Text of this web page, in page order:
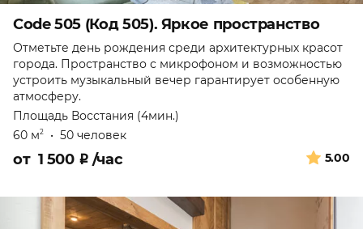
Code 505 (Код 505). Яркое пространство
Отметьте день рождения среди архитектурных красот
города. Пространство с микрофоном и возможностью
устроить музыкальный вечер гарантирует особенную
атмосферу.
Площадь Восстания (4мин.)
60 м2 • 50 человек
5.00
от 1 500 ₽ /час